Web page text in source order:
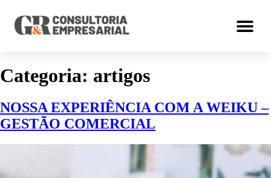
Categoria: artigos
NOSSA EXPERIÊNCIA COM A WEIKU –
GESTÃO COMERCIAL